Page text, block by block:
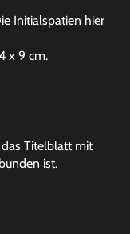
Initialspatien hier
x 9 cm.
Titelblatt mit
ist.